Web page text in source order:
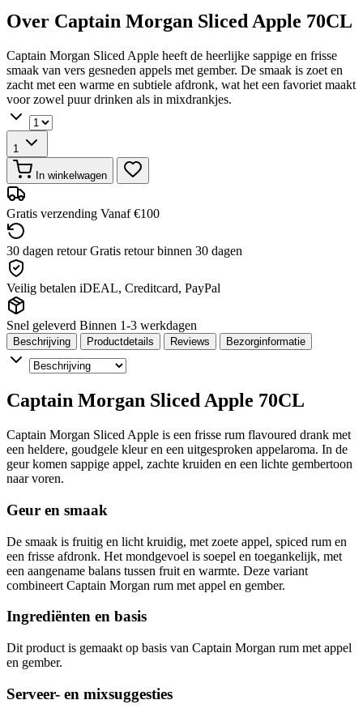
Over Captain Morgan Sliced Apple 70CL
Captain Morgan Sliced Apple heeft de heerlijke sappige en frisse
smaak van vers gesneden appels met gember. De smaak is zoet en
zacht met een warme en subtiele afdronk, wat het een favoriet maakt
voor zowel puur drinken als in mixdrankjes.
1
In winkelwagen
Gratis verzending Vanaf €100
30 dagen retour Gratis retour binnen 30 dagen
Veilig betalen iDEAL, Creditcard, PayPal
Snel geleverd Binnen 1-3 werkdagen
Beschrijving Productdetails Reviews Bezorginformatie
Captain Morgan Sliced Apple 70CL
Captain Morgan Sliced Apple is een frisse rum flavoured drank met
een heldere, goudgele kleur en een uitgesproken appelaroma. In de
geur komen sappige appel, zachte kruiden en een lichte gembertoon
naar voren.
Geur en smaak
De smaak is fruitig en licht kruidig, met zoete appel, spiced rum en
een frisse afdronk. Het mondgevoel is soepel en toegankelijk, met
een aangename balans tussen fruit en warmte. Deze variant
combineert Captain Morgan rum met appel en gember.
Ingrediënten en basis
Dit product is gemaakt op basis van Captain Morgan rum met appel
en gember.
Serveer- en mixsuggesties